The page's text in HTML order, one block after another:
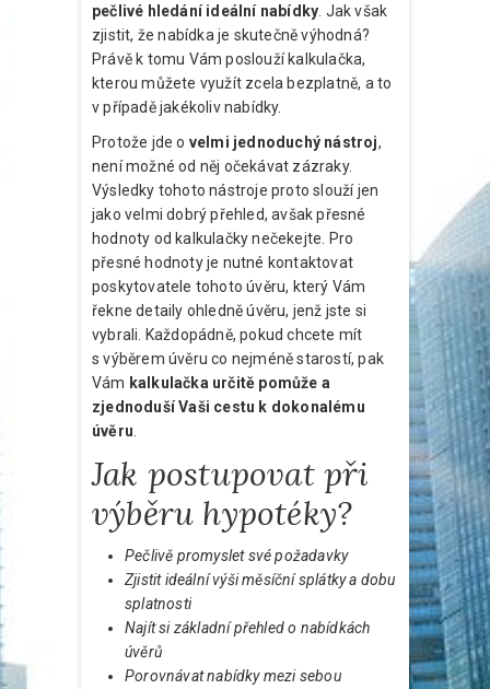
pečlivé hledání ideální nabídky . Jak však
zjistit, že nabídka je skutečně výhodná?
Právě k tomu Vám poslouží kalkulačka,
kterou můžete využít zcela bezplatně, a to
v případě jakékoliv nabídky.
Protože jde o velmi jednoduchý nástroj,
není možné od něj očekávat zázraky.
Výsledky tohoto nástroje proto slouží jen
jako velmi dobrý přehled, avšak přesné
hodnoty od kalkulačky nečekejte. Pro
přesné hodnoty je nutné kontaktovat
poskytovatele tohoto úvěru, který Vám
řekne detaily ohledně úvěru, jenž jste si
vybrali. Každopádně, pokud chcete mít
s výběrem úvěru co nejméně starostí, pak
Vám kalkulačka určitě pomůže a
zjednoduší Vaši cestu k dokonalému
úvěru
Jak postupovat při
výběru hypotéky?
Pečlivě promyslet své požadavky
Zjistit ideální výši měsíční splátky a dobu
splatnosti
Najít si základní přehled o nabídkách
úvěrů
Porovnávat nabídky mezi sebou